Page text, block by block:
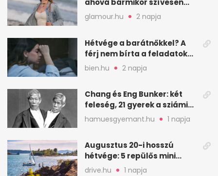
ahová bármikor szívesen
visszamennék
glamour.hu 2 napja
Hétvége a barátnőkkel? A
férj nem bírta a feladatokat,
a feleség levegőt kér
bien.hu 2 napja
Chang és Eng Bunker: két
feleség, 21 gyerek a sziámi
ikrek életében
hamuesgyemant.hu 1 napja
Augusztus 20-i hosszú
hétvége: 5 repülős mini
nyaralás 0 szabadsággal
drive.hu 1 napja